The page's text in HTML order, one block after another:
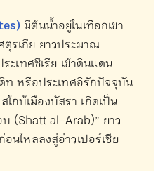
มีต้นน้ำอยู่ในเทือกเขา
รเกีย ยาวประมาณ
ะเทศซีเรีย เข้าดินแดน
ดิท หรือประเทศอิรักปัจจุบัน
กบ้เมืองบัสรา เกิดเป็น
(Shatt al-Arab)” ยาว
นไหลลงสู่อ่าวเปอร์เซีย